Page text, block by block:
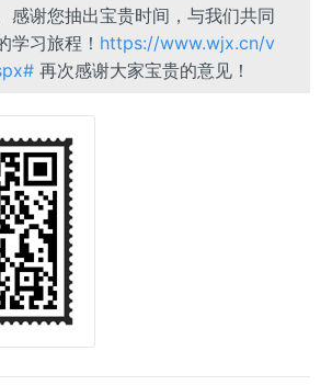
感谢您抽出宝贵时间，与我们共同
学习旅程！ https://www.wjx.cn/v
再次感谢大家宝贵的意见！